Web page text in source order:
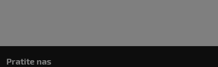
Pratite nas